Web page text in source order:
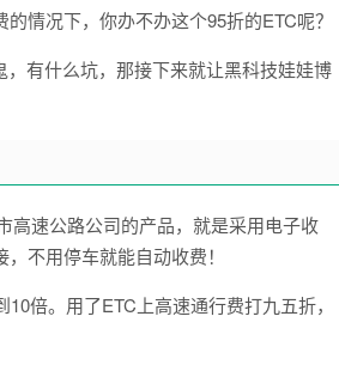
情况下，你办不办这个95折的ETC呢？
有什么坑，那接下来就让黑科技娃娃博
高速公路公司的产品，就是采用电子收
不用停车就能自动收费！
倍。用了ETC上高速通行费打九五折，